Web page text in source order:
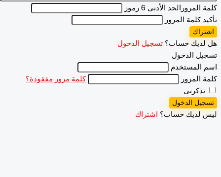
المرورالحد الأدنى 6 رموز
كلمة المرور
حساب؟تسجيل الدخول
الدخول
المستخدم
المرور
كلمة مرور مفقودة؟
الدخول
لديك حساب؟اشتراك